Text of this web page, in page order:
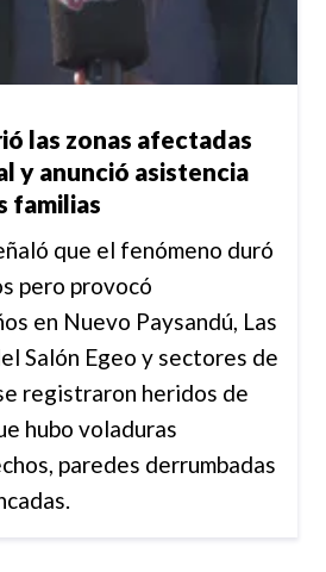
las zonas afectadas
y anunció asistencia
familias
que el fenómeno duró
pero provocó
en Nuevo Paysandú, Las
Salón Egeo y sectores de
registraron heridos de
hubo voladuras
paredes derrumbadas